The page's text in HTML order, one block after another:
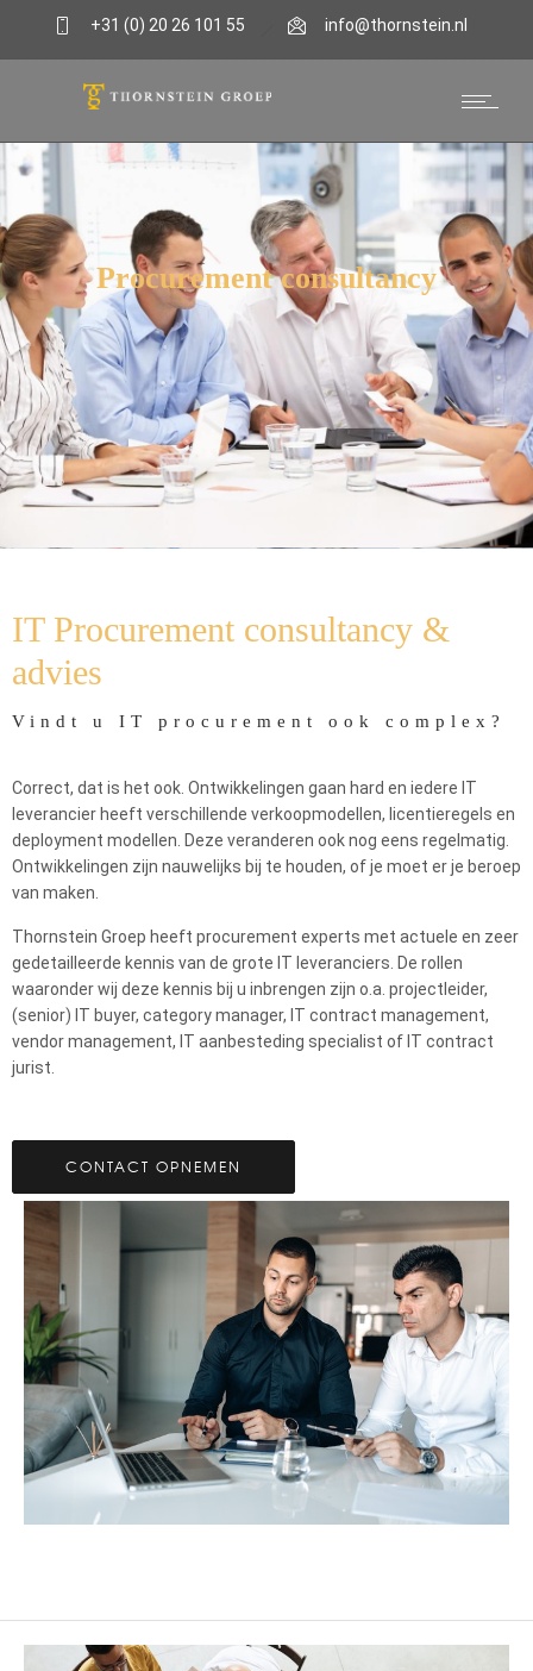
+31 (0) 20 26 101 55 info@thornstein.nl
Procurement consultancy
Procurement consultancy
IT Procurement consultancy &
advies
Vindt u IT procurement ook complex?
Correct, dat is het ook. Ontwikkelingen gaan hard en iedere IT
leverancier heeft verschillende verkoopmodellen, licentieregels en
deployment modellen. Deze veranderen ook nog eens regelmatig.
Ontwikkelingen zijn nauwelijks bij te houden, of je moet er je beroep
van maken.
Thornstein Groep heeft procurement experts met actuele en zeer
gedetailleerde kennis van de grote IT leveranciers. De rollen
waaronder wij deze kennis bij u inbrengen zijn o.a. projectleider,
(senior) IT buyer, category manager, IT contract management,
vendor management, IT aanbesteding specialist of IT contract
jurist.
CONTACT OPNEMEN